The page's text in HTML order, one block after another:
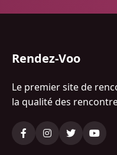
Rendez-Voo
Le premier site de
la qualité des